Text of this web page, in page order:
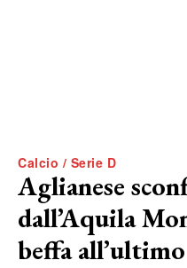
Calcio / Serie D
Aglianese
dall’Aquila
beffa